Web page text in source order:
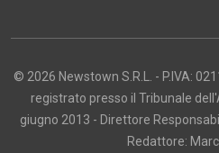
© 2026 Newstown S.R.L. - P.IVA:
registrato presso il Tribunale
giugno 2013 - Direttore
Redattore: